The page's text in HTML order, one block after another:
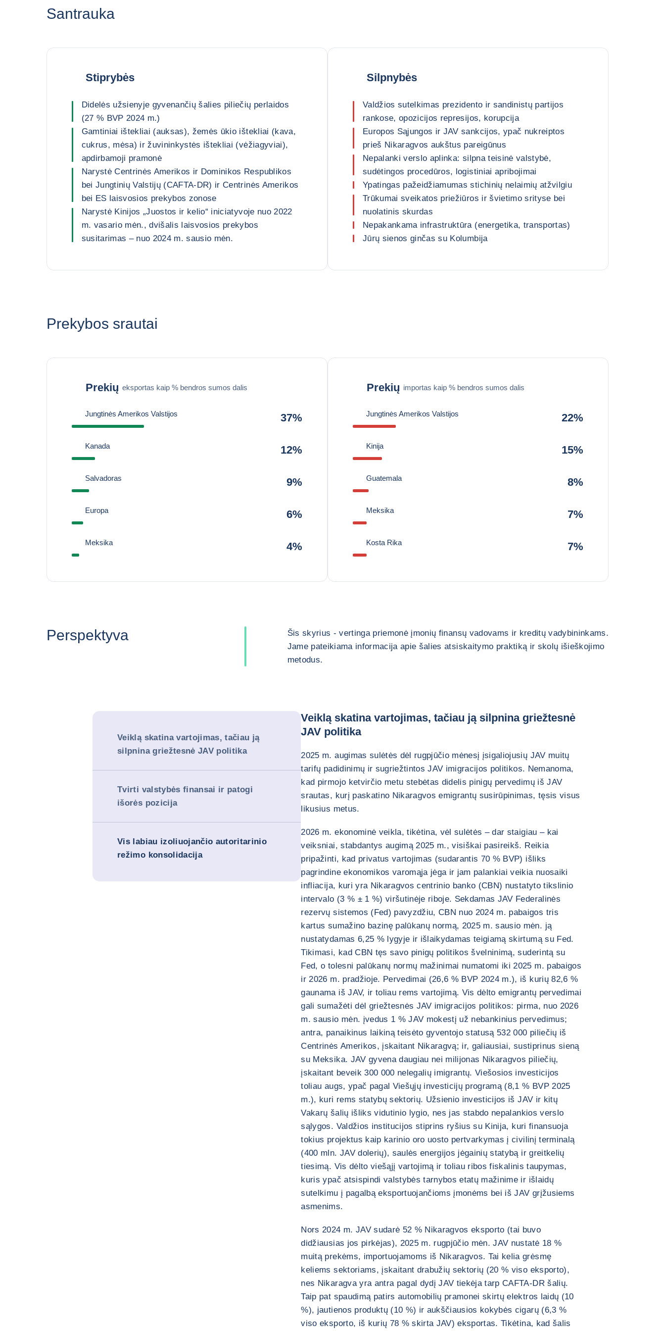
Santrauka
Stiprybės
Didelės užsienyje gyvenančių šalies piliečių perlaidos
(27 % BVP 2024 m.)
Gamtiniai ištekliai (auksas), žemės ūkio ištekliai (kava,
cukrus, mėsa) ir žuvininkystės ištekliai (vėžiagyviai),
apdirbamoji pramonė
Narystė Centrinės Amerikos ir Dominikos Respublikos
bei Jungtinių Valstijų (CAFTA-DR) ir Centrinės Amerikos
bei ES laisvosios prekybos zonose
Narystė Kinijos „Juostos ir kelio“ iniciatyvoje nuo 2022
m. vasario mėn., dvišalis laisvosios prekybos
susitarimas – nuo 2024 m. sausio mėn.
Silpnybės
Valdžios sutelkimas prezidento ir sandinistų partijos
rankose, opozicijos represijos, korupcija
Europos Sąjungos ir JAV sankcijos, ypač nukreiptos
prieš Nikaragvos aukštus pareigūnus
Nepalanki verslo aplinka: silpna teisinė valstybė,
sudėtingos procedūros, logistiniai apribojimai
Ypatingas pažeidžiamumas stichinių nelaimių atžvilgiu
Trūkumai sveikatos priežiūros ir švietimo srityse bei
nuolatinis skurdas
Nepakankama infrastruktūra (energetika, transportas)
Jūrų sienos ginčas su Kolumbija
Prekybos srautai
Prekių eksportas kaip % bendros sumos dalis
Jungtinės Amerikos Valstijos 37%
Kanada 12%
Salvadoras 9%
Europa 6%
Meksika 4%
Prekių importas kaip % bendros sumos dalis
Jungtinės Amerikos Valstijos 22%
Kinija 15%
Guatemala 8%
Meksika 7%
Kosta Rika 7%
Perspektyva
Šis skyrius - vertinga priemonė įmonių finansų vadovams ir kreditų vadybininkams.
Jame pateikiama informacija apie šalies atsiskaitymo praktiką ir skolų išieškojimo
metodus.
Veiklą skatina vartojimas, tačiau ją
silpnina griežtesnė JAV politika
Tvirti valstybės finansai ir patogi
išorės pozicija
Vis labiau izoliuojančio autoritarinio
režimo konsolidacija
Veiklą skatina vartojimas, tačiau ją silpnina griežtesnė
JAV politika
2025 m. augimas sulėtės dėl rugpjūčio mėnesį įsigaliojusių JAV muitų
tarifų padidinimų ir sugriežtintos JAV imigracijos politikos. Nemanoma,
kad pirmojo ketvirčio metu stebėtas didelis pinigų pervedimų iš JAV
srautas, kurį paskatino Nikaragvos emigrantų susirūpinimas, tęsis visus
likusius metus.
2026 m. ekonominė veikla, tikėtina, vėl sulėtės – dar staigiau – kai
veiksniai, stabdantys augimą 2025 m., visiškai pasireikš. Reikia
pripažinti, kad privatus vartojimas (sudarantis 70 % BVP) išliks
pagrindine ekonomikos varomąja jėga ir jam palankiai veikia nuosaiki
infliacija, kuri yra Nikaragvos centrinio banko (CBN) nustatyto tikslinio
intervalo (3 % ± 1 %) viršutinėje riboje. Sekdamas JAV Federalinės
rezervų sistemos (Fed) pavyzdžiu, CBN nuo 2024 m. pabaigos tris
kartus sumažino bazinę palūkanų normą, 2025 m. sausio mėn. ją
nustatydamas 6,25 % lygyje ir išlaikydamas teigiamą skirtumą su Fed.
Tikimasi, kad CBN tęs savo pinigų politikos švelninimą, suderintą su
Fed, o tolesni palūkanų normų mažinimai numatomi iki 2025 m. pabaigos
ir 2026 m. pradžioje. Pervedimai (26,6 % BVP 2024 m.), iš kurių 82,6 %
gaunama iš JAV, ir toliau rems vartojimą. Vis dėlto emigrantų pervedimai
gali sumažėti dėl griežtesnės JAV imigracijos politikos: pirma, nuo 2026
m. sausio mėn. įvedus 1 % JAV mokestį už nebankinius pervedimus;
antra, panaikinus laikiną teisėto gyventojo statusą 532 000 piliečių iš
Centrinės Amerikos, įskaitant Nikaragvą; ir, galiausiai, sustiprinus sieną
su Meksika. JAV gyvena daugiau nei milijonas Nikaragvos piliečių,
įskaitant beveik 300 000 nelegalių imigrantų. Viešosios investicijos
toliau augs, ypač pagal Viešųjų investicijų programą (8,1 % BVP 2025
m.), kuri rems statybų sektorių. Užsienio investicijos iš JAV ir kitų
Vakarų šalių išliks vidutinio lygio, nes jas stabdo nepalankios verslo
sąlygos. Valdžios institucijos stiprins ryšius su Kinija, kuri finansuoja
tokius projektus kaip karinio oro uosto pertvarkymas į civilinį terminalą
(400 mln. JAV dolerių), saulės energijos jėgainių statybą ir greitkelių
tiesimą. Vis dėlto viešąjį vartojimą ir toliau ribos fiskalinis taupymas,
kuris ypač atsispindi valstybės tarnybos etatų mažinime ir išlaidų
sutelkimu į pagalbą eksportuojančioms įmonėms bei iš JAV grįžusiems
asmenims.
Nors 2024 m. JAV sudarė 52 % Nikaragvos eksporto (tai buvo
didžiausias jos pirkėjas), 2025 m. rugpjūčio mėn. JAV nustatė 18 %
muitą prekėms, importuojamoms iš Nikaragvos. Tai kelia grėsmę
keliems sektoriams, įskaitant drabužių sektorių (20 % viso eksporto),
nes Nikaragva yra antra pagal dydį JAV tiekėja tarp CAFTA-DR šalių.
Taip pat spaudimą patirs automobilių pramonei skirtų elektros laidų (10
%), jautienos produktų (10 %) ir aukščiausios kokybės cigarų (6,3 %
viso eksporto, iš kurių 78 % skirta JAV) eksportas. Tikėtina, kad šalis